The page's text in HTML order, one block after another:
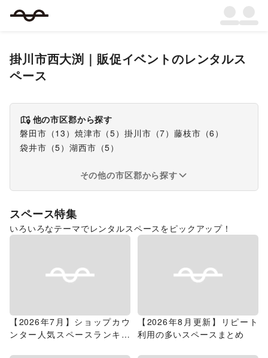
掛川市西大渕 ｜ 販促イベントのレンタルス
ペース
他の市区郡から探す
磐田市 （13 ） 焼津市 （5） 掛川市 （7）藤枝市 （6 ）
袋井市 （5）湖西市 （5）
その他の市区郡から探す
スペース特集
いろいろなテーマでレンタルスペースをピックアップ！
【2026年7月】ショップカウ
ンター人気スペースランキン
【2026年8月更新】リピート
利用の多いスペースまとめ